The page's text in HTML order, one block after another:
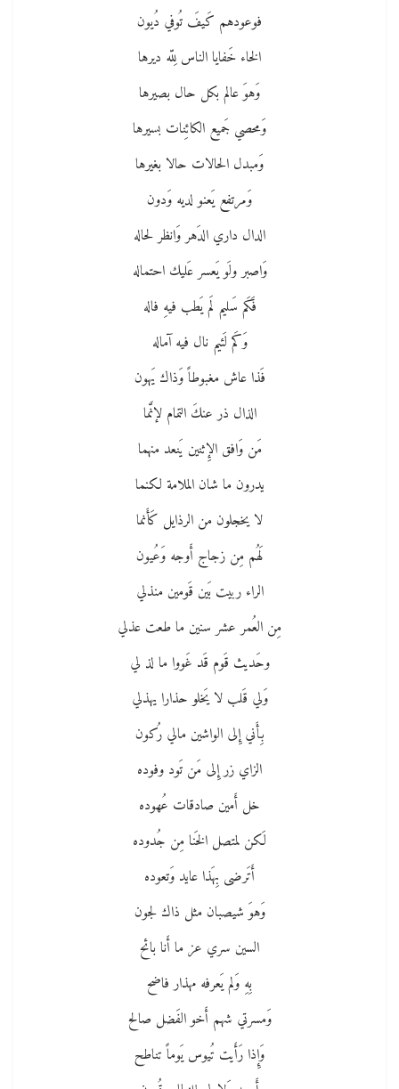
فوعودهم كَيفَ تُوفي دُيون
الخاء خَفايا الناس لِلّه ديرها
وَهوَ عالم بكل حال بصيرها
وَمحصي جَميع الكائِنات بسيرها
وَمبدل الحالات حالا بغيرها
وَمرتفع يَعنو لديه وَدون
الدال داري الدَهر وَانظر لحاله
وَاصبر ولَو يَعسر عَليك احتماله
فَكَم سَليم لَم يَطب فيهِ فاله
وَكَم لَئيم نال فيه آماله
فَذا عاش مغبوطاً وَذاك يَهون
الذال ذر عنكَ التمام لإنَّما
مَن وَافق الإِثنين يَنعد منهما
يدرون ما شان الملامة لكنما
لا يخجلون من الرذايل كَأَنما
لَهُم مِن زجاج أَوجه وَعُيون
الراء ربيت بَين قَومين منذلي
مِن العُمر عشر سنين ما طعت عذلي
وحَديث قَوم قَد غَووا ما لذ لي
وَلي قَلب لا يَخلو حذارا يهذلي
بِأَني إِلى الواشين مالي رُكون
الزاي زر إِلى مَن تَود وفوده
خل أَمين صادقات عُهوده
لَكن لمتصل الخَنا مِن جُدوده
أَتَرضى بِهَذا عايد وَتعوده
وَهوَ شيصبان مثل ذاك لجون
السين سري عز ما أَنا بائح
بِهِ وَلم يَعرفه مهذار فاضح
وَمسرتي شهم أَخو الفَضل صالح
وَإِذا رَأَيت تُيوس يَوماً تناطح